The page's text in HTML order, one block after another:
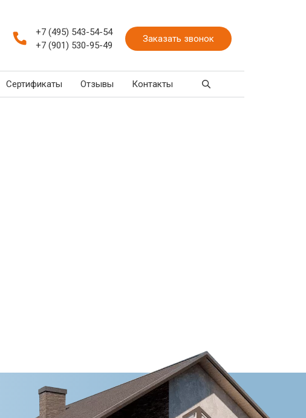
+7 (495) 543-54-54
+7 (901) 530-95-49
Заказать звонок
Сертификаты Отзывы Контакты